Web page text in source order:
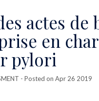
actes
en
pylori
- Posted on Apr 26 2019